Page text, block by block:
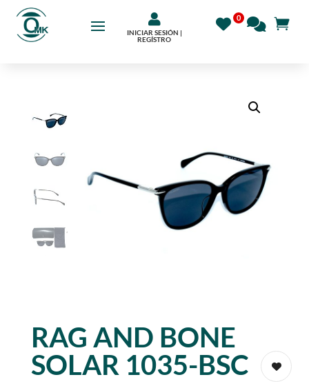

INICIAR SESIÓN |
REGÍSTRO
RAG AND BONE
SOLAR 1035-BSC